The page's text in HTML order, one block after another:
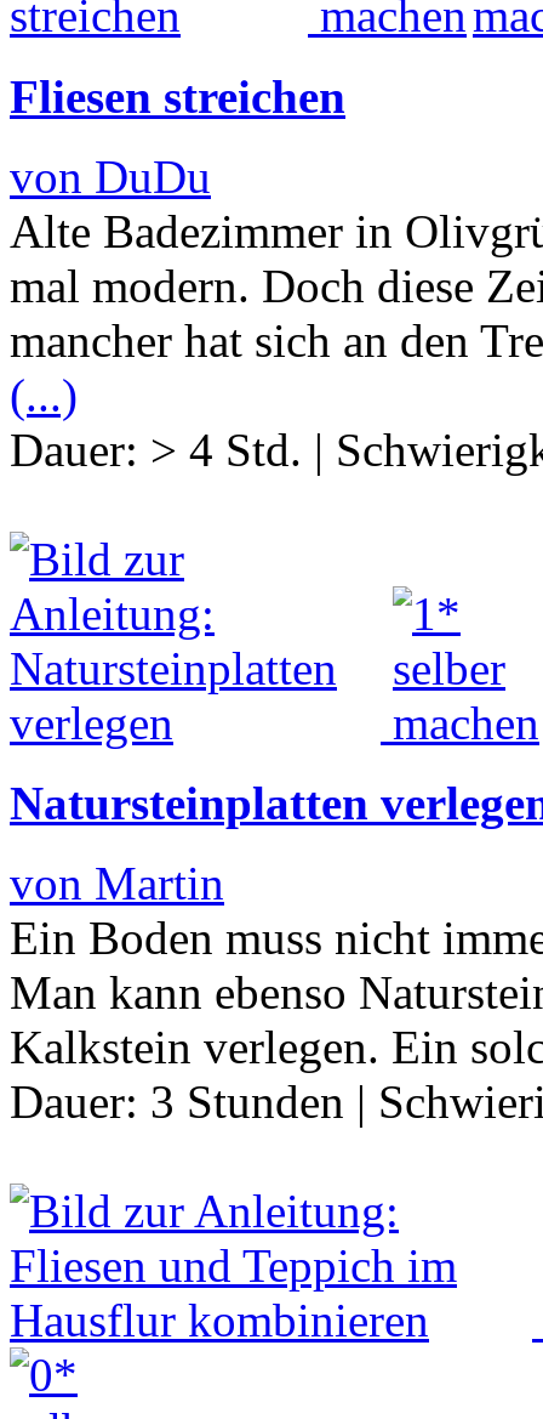
Fliesen streichen
von DuDu
Alte Badezimmer in
mal modern. Doch diese
mancher hat sich an den
(...)
Dauer: > 4 Std. |
Natursteinplatten
von Martin
Ein Boden muss nicht
Man kann ebenso
Kalkstein verlegen. Ein
Dauer: 3 Stunden |